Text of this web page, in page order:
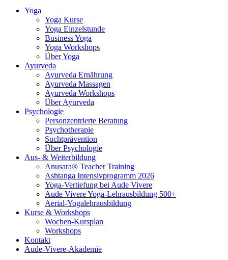
Yoga
Yoga Kurse
Yoga Einzelstunde
Business Yoga
Yoga Workshops
Über Yoga
Ayurveda
Ayurveda Ernährung
Ayurveda Massagen
Ayurveda Workshops
Über Ayurveda
Psychologie
Personzentrierte Beratung
Psychotherapie
Suchtprävention
Über Psychologie
Aus- & Weiterbildung
Anusara® Teacher Training
Ashtanga Intensivprogramm 2026
Yoga-Vertiefung bei Aude Vivere
Aude Vivere Yoga-Lehrausbildung 500+
Aerial-Yogalehrausbildung
Kurse & Workshops
Wochen-Kursplan
Workshops
Kontakt
Aude-Vivere-Akademie